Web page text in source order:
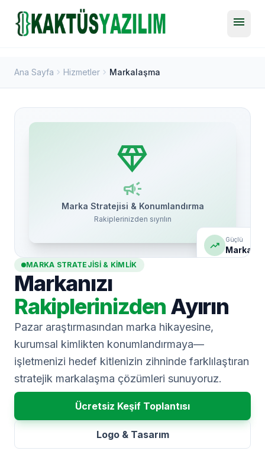
menu
Ana Sayfa chevron_right Hizmetler chevron_right Markalaşma
MARKA STRATEJISI & KIMLIK
Markanızı
Rakiplerinizden Ayırın
Pazar araştırmasından marka hikayesine,
kurumsal kimlikten konumlandırmaya—
işletmenizi hedef kitlenizin zihninde farklılaştıran
stratejik markalaşma çözümleri sunuyoruz.
Ücretsiz Keşif Toplantısı
Logo & Tasarım
diamond
campaign
Marka Stratejisi & Konumlandırma
Rakiplerinizden sıyrılın
trending_up Marka